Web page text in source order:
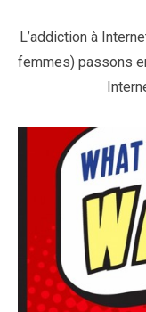
L’addiction à
femmes) passons